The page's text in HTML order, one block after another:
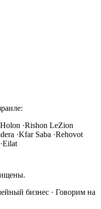
Holon ·Rishon LeZion
·Kfar Saba ·Rehovot
·Eilat
бизнес · Говорим на